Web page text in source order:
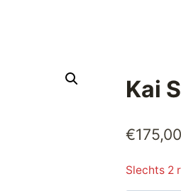
Kai
€175,00
Slechts 2